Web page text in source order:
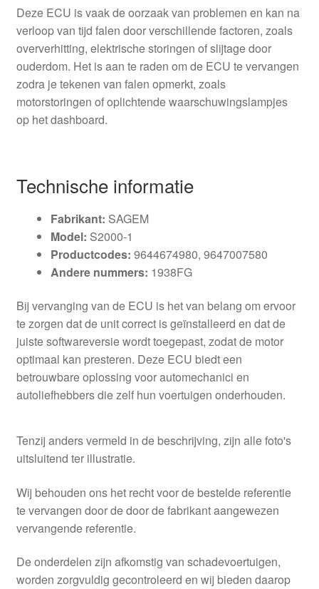
Deze ECU is vaak de oorzaak van problemen en kan na
verloop van tijd falen door verschillende factoren, zoals
oververhitting, elektrische storingen of slijtage door
ouderdom. Het is aan te raden om de ECU te vervangen
zodra je tekenen van falen opmerkt, zoals
motorstoringen of oplichtende waarschuwingslampjes
op het dashboard.
Technische informatie
Fabrikant: SAGEM
Model: S2000-1
Productcodes: 9644674980, 9647007580
Andere nummers: 1938FG
Bij vervanging van de ECU is het van belang om ervoor
te zorgen dat de unit correct is geïnstalleerd en dat de
juiste softwareversie wordt toegepast, zodat de motor
optimaal kan presteren. Deze ECU biedt een
betrouwbare oplossing voor automechanici en
autoliefhebbers die zelf hun voertuigen onderhouden.
Tenzij anders vermeld in de beschrijving, zijn alle foto's
uitsluitend ter illustratie.
Wij behouden ons het recht voor de bestelde referentie
te vervangen door de door de fabrikant aangewezen
vervangende referentie.
De onderdelen zijn afkomstig van schadevoertuigen,
worden zorgvuldig gecontroleerd en wij bieden daarop